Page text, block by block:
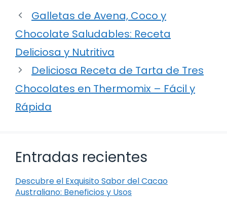
Galletas de Avena, Coco y
Chocolate Saludables: Receta
Deliciosa y Nutritiva
Deliciosa Receta de Tarta de Tres
Chocolates en Thermomix – Fácil y
Rápida
Entradas recientes
Descubre el Exquisito Sabor del Cacao
Australiano: Beneficios y Usos